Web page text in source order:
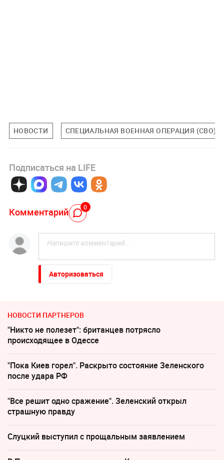
НОВОСТИ СПЕЦИАЛЬНАЯ ВОЕННАЯ ОПЕРАЦИЯ (СВО)
Подписаться на LIFE
Комментарий 0
Авторизоваться
НОВОСТИ ПАРТНЕРОВ
"Никто не полезет": британцев потрясло
происходящее в Одессе
"Пока Киев горел". Раскрыто состояние Зеленского
после удара РФ
"Все решит одно сражение". Зеленский открыл
страшную правду
Слуцкий выступил с прощальным заявлением